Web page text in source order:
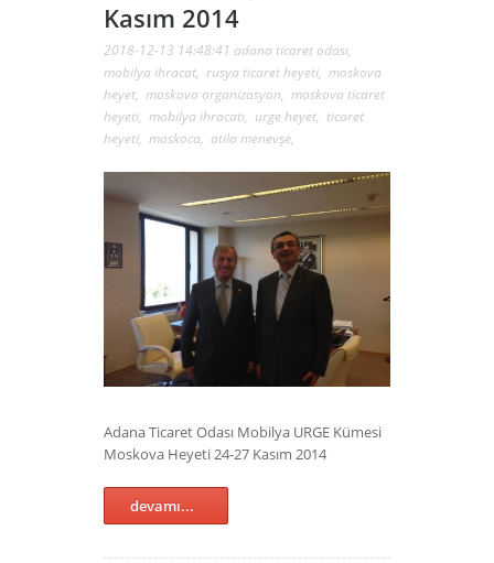
Kasım 2014
2018-12-13 14:48:41 adana ticaret odası,
mobilya ihracat, rusya ticaret heyeti, moskova
heyet, moskova organizasyon, moskova ticaret
heyeti, mobilya ihracatı, urge heyet, ticaret
heyeti, moskoca, atila menevşe,
Adana Ticaret Odası Mobilya URGE Kümesi
Moskova Heyeti 24-27 Kasım 2014
devamı...